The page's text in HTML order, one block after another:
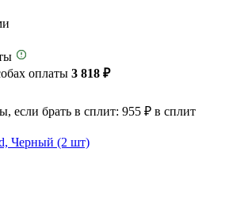
оплаты 3 818 ₽
если брать в сплит: 955 ₽ в сплит
Черный (2 шт)